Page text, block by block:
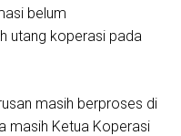
belum
utang koperasi pada
masih berproses di
masih Ketua Koperasi